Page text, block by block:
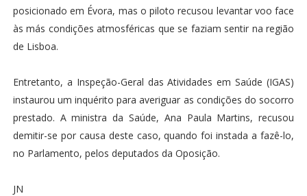
posicionado em Évora, mas o piloto recusou levantar voo face
às más condições atmosféricas que se faziam sentir na região
de Lisboa.
Entretanto, a Inspeção-Geral das Atividades em Saúde (IGAS)
instaurou um inquérito para averiguar as condições do socorro
prestado. A ministra da Saúde, Ana Paula Martins, recusou
demitir-se por causa deste caso, quando foi instada a fazê-lo,
no Parlamento, pelos deputados da Oposição.
JN